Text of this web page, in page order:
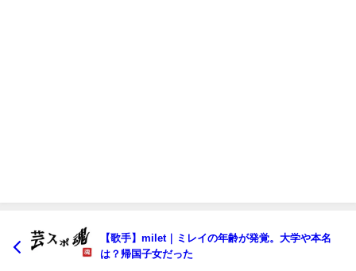
【歌手】milet｜ミレイの年齢が発覚。大学や本名
は？帰国子女だった